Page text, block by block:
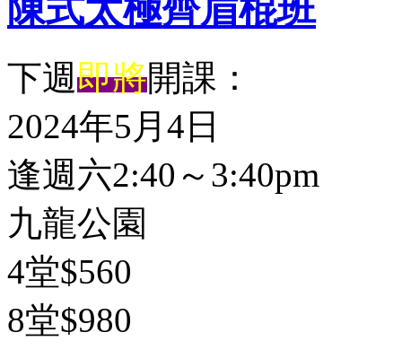
陳式太極齊眉棍班
下週即將開課：
2024年5月4日
逢週六2:40～3:40pm
九龍公園
4堂$560
8堂$980